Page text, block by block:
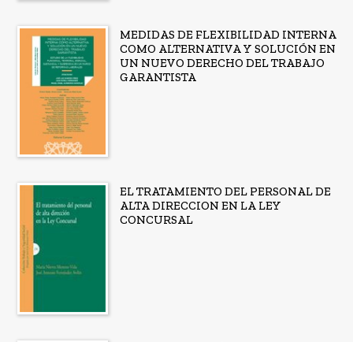
MEDIDAS DE FLEXIBILIDAD INTERNA
COMO ALTERNATIVA Y SOLUCIÓN EN
UN NUEVO DERECHO DEL TRABAJO
GARANTISTA
EL TRATAMIENTO DEL PERSONAL DE
ALTA DIRECCION EN LA LEY
CONCURSAL